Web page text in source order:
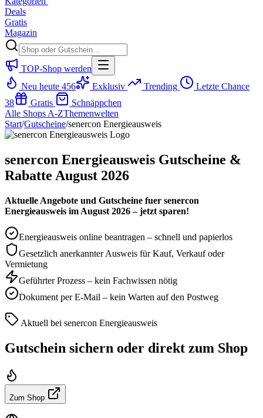
Deals
Gratis
Magazin
TOP-Shop werden
Neu heute 456 Exklusiv Trending
Letzte Chance
38
Gratis
Schnäppchen
Alle Shops A-ZThemenwelten
Start/Gutscheine/senercon Energieausweis
senercon Energieausweis Gutscheine &
Rabatte August 2026
Aktuelle Angebote und Gutscheine fuer senercon
Energieausweis im August 2026 – jetzt sparen!
Energieausweis online beantragen – schnell und papierlos
Gesetzlich anerkannter Ausweis für Kauf, Verkauf oder
Vermietung
Geführter Prozess – kein Fachwissen nötig
Dokument per E-Mail – kein Warten auf den Postweg
Aktuell bei senercon Energieausweis
Gutschein sichern oder direkt zum Shop
Zum Shop